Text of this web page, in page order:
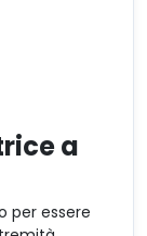
a
per essere